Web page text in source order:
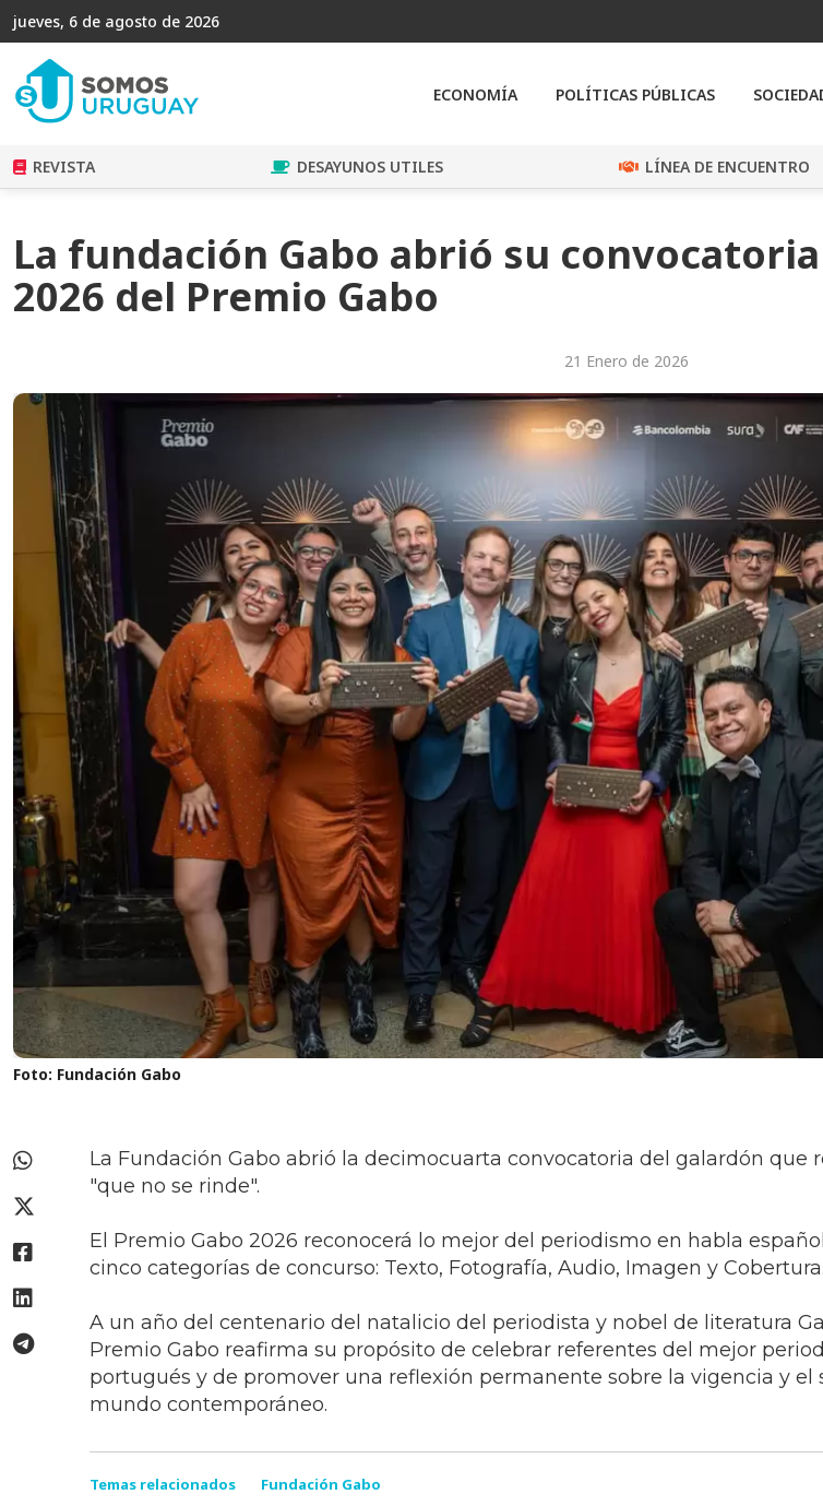
jueves, 6 de agosto de 2026
ECONOMÍA POLÍTICAS PÚBLICAS
REVISTA DESAYUNOS UTILES LÍNEA DE ENCUENTRO
La fundación Gabo abrió su
2026 del Premio Gabo
21 Enero de 2026
Foto: Fundación Gabo
La Fundación Gabo abrió la decimocuarta convocatoria del galardón que
"que no se rinde".
El Premio Gabo 2026 reconocerá lo mejor del periodismo en habla
cinco categorías de concurso: Texto, Fotografía, Audio, Imagen y Cobertura.
A un año del centenario del natalicio del periodista y nobel de literatura
Premio Gabo reafirma su propósito de celebrar referentes del mejor
portugués y de promover una reflexión permanente sobre la vigencia y el
mundo contemporáneo.
Temas relacionados Fundación Gabo